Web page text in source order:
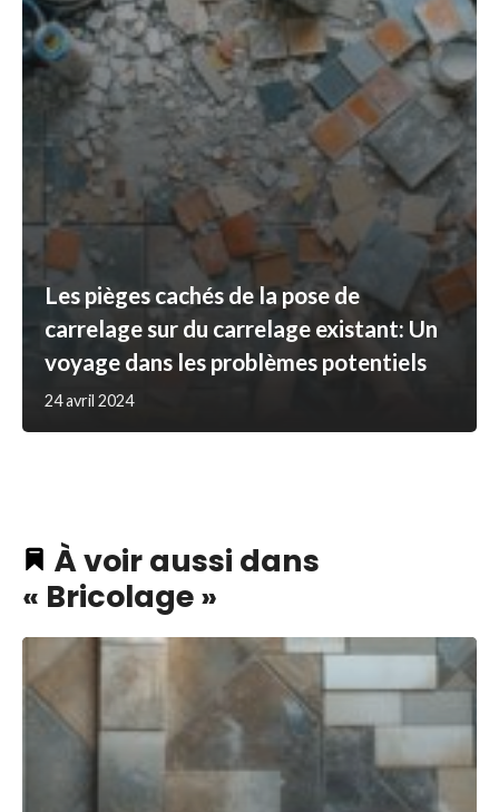
Les pièges cachés de la pose de
carrelage sur du carrelage existant: Un
voyage dans les problèmes potentiels
24 avril 2024
À voir aussi dans
« Bricolage »